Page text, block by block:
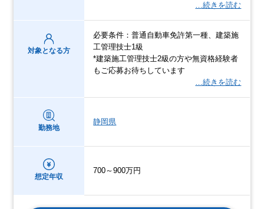
…続きを読む
対象となる方
必要条件：普通自動車免許第一種、建築施
工管理技士1級
*建築施工管理技士2級の方や無資格経験者
もご応募お待ちしています
…続きを読む
勤務地
静岡県
想定年収
700～900万円